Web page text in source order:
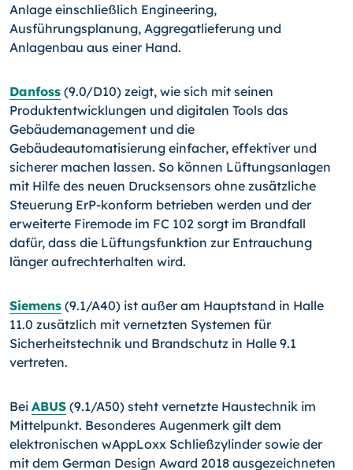
Anlage einschließlich Engineering,
Ausführungsplanung, Aggregatlieferung und
Anlagenbau aus einer Hand.
Danfoss (9.0/D10) zeigt, wie sich mit seinen
Produktentwicklungen und digitalen Tools das
Gebäudemanagement und die
Gebäudeautomatisierung einfacher, effektiver und
sicherer machen lassen. So können Lüftungsanlagen
mit Hilfe des neuen Drucksensors ohne zusätzliche
Steuerung ErP-konform betrieben werden und der
erweiterte Firemode im FC 102 sorgt im Brandfall
dafür, dass die Lüftungsfunktion zur Entrauchung
länger aufrechterhalten wird.
Siemens (9.1/A40) ist außer am Hauptstand in Halle
11.0 zusätzlich mit vernetzten Systemen für
Sicherheitstechnik und Brandschutz in Halle 9.1
vertreten.
Bei ABUS (9.1/A50) steht vernetzte Haustechnik im
Mittelpunkt. Besonderes Augenmerk gilt dem
elektronischen wAppLoxx Schließzylinder sowie der
mit dem German Design Award 2018 ausgezeichneten